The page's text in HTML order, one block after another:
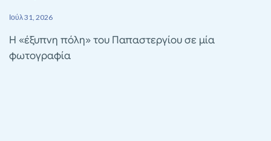
Ιούλ 31, 2026
Η «έξυπνη πόλη» του Παπαστεργίου σε μία
φωτογραφία